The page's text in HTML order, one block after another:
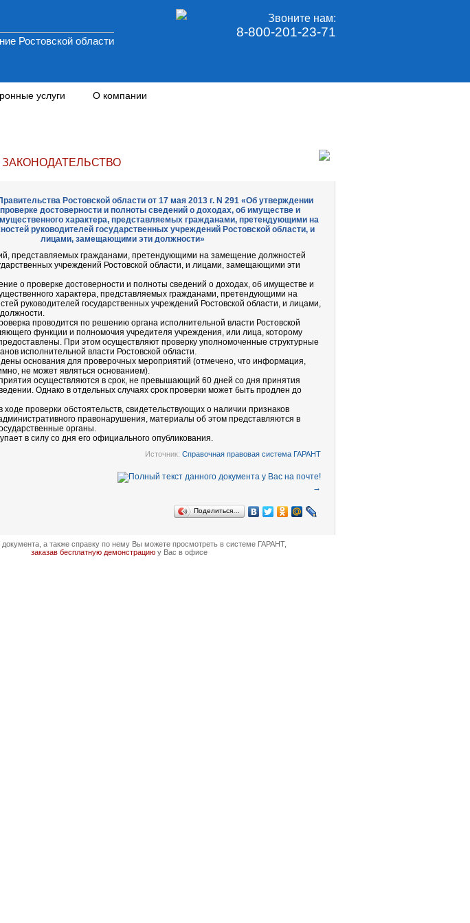
Ростовской области
Звоните нам:
8-800-201-23-71
услуги О компании
Ростовской области от 17 мая 2013 г. N 291 «Об утверждении
достоверности и полноты сведений о доходах, об имуществе и
характера, представляемых гражданами, претендующими на
руководителей государственных учреждений Ростовской области, и
лицами, замещающими эти должности»
представляемых гражданами, претендующими на замещение должностей
учреждений Ростовской области, и лицами, замещающими эти
о проверке достоверности и полноты сведений о доходах, об имуществе и
характера, представляемых гражданами, претендующими на
руководителей государственных учреждений Ростовской области, и лицами,
проводится по решению органа исполнительной власти Ростовской
функции и полномочия учредителя учреждения, или лица, которому
При этом осуществляют проверку уполномоченные структурные
исполнительной власти Ростовской области.
основания для проверочных мероприятий (отмечено, что информация,
не может являться основанием).
осуществляются в срок, не превышающий 60 дней со дня принятия
Однако в отдельных случаях срок проверки может быть продлен до
ходе проверки обстоятельств, свидетельствующих о наличии признаков
правонарушения, материалы об этом представляются в
органы.
в силу со дня его официального опубликования.
Источник: Справочная правовая система ГАРАНТ
→
Поделиться…
документа, а также справку по нему Вы можете просмотреть в системе ГАРАНТ,
заказав бесплатную демонстрациюу Вас в офисе